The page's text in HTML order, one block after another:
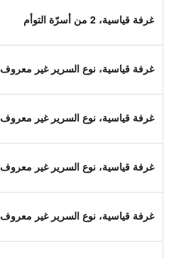
غرفة قياسية، 2 من أسرّة التوأم
غرفة قياسية، نوع السرير غير معروف
غرفة قياسية، نوع السرير غير معروف
غرفة قياسية، نوع السرير غير معروف
غرفة قياسية، نوع السرير غير معروف